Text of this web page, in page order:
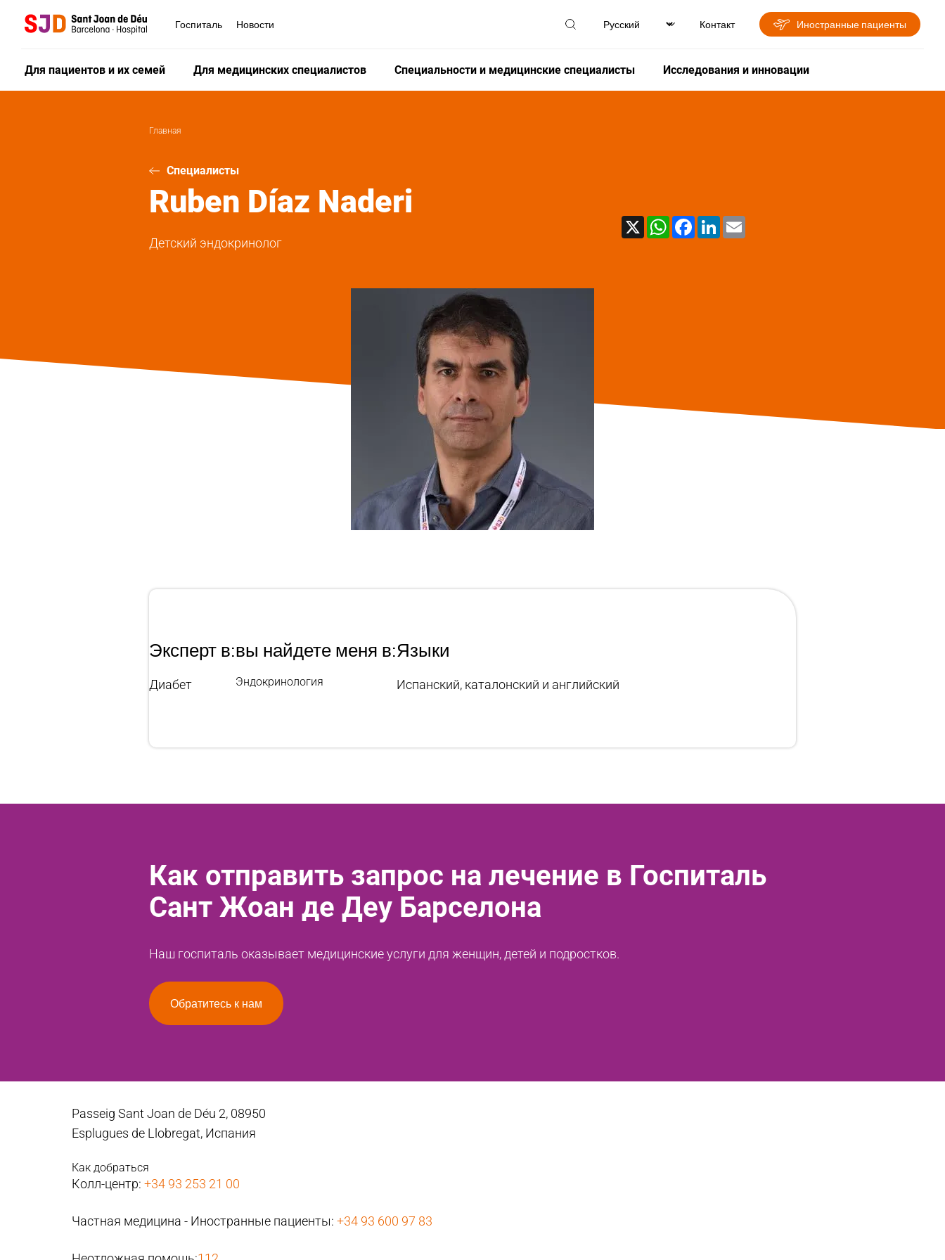
основному
Госпиталь Новости Контакт Иностранные пациенты
Для пациентов и их семей Для медицинских специалистов Специальности и медицинские специалисты Исследования и инновации
Главная
Специалисты
Ruben Díaz Naderi
Детский эндокринолог
X WhatsAppFacebook
LinkedIn
Эксперт в:
Диабет
вы найдете меня в:
Эндокринология
Языки
Испанский, каталонский и английский
Как отправить запрос на лечение в Госпиталь
Сант Жоан де Деу Барселона
Наш госпиталь оказывает медицинские услуги для женщин, детей и подростков.
Обратитесь к нам
Passeig Sant Joan de Déu 2, 08950
Esplugues de Llobregat, Испания
Как добраться
Колл-центр: +34 93 253 21 00
Частная медицина - Иностранные пациенты: +34 93 600 97 83